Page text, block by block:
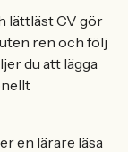
lättläst CV gör
ren och följ
du att lägga
en lärare läsa